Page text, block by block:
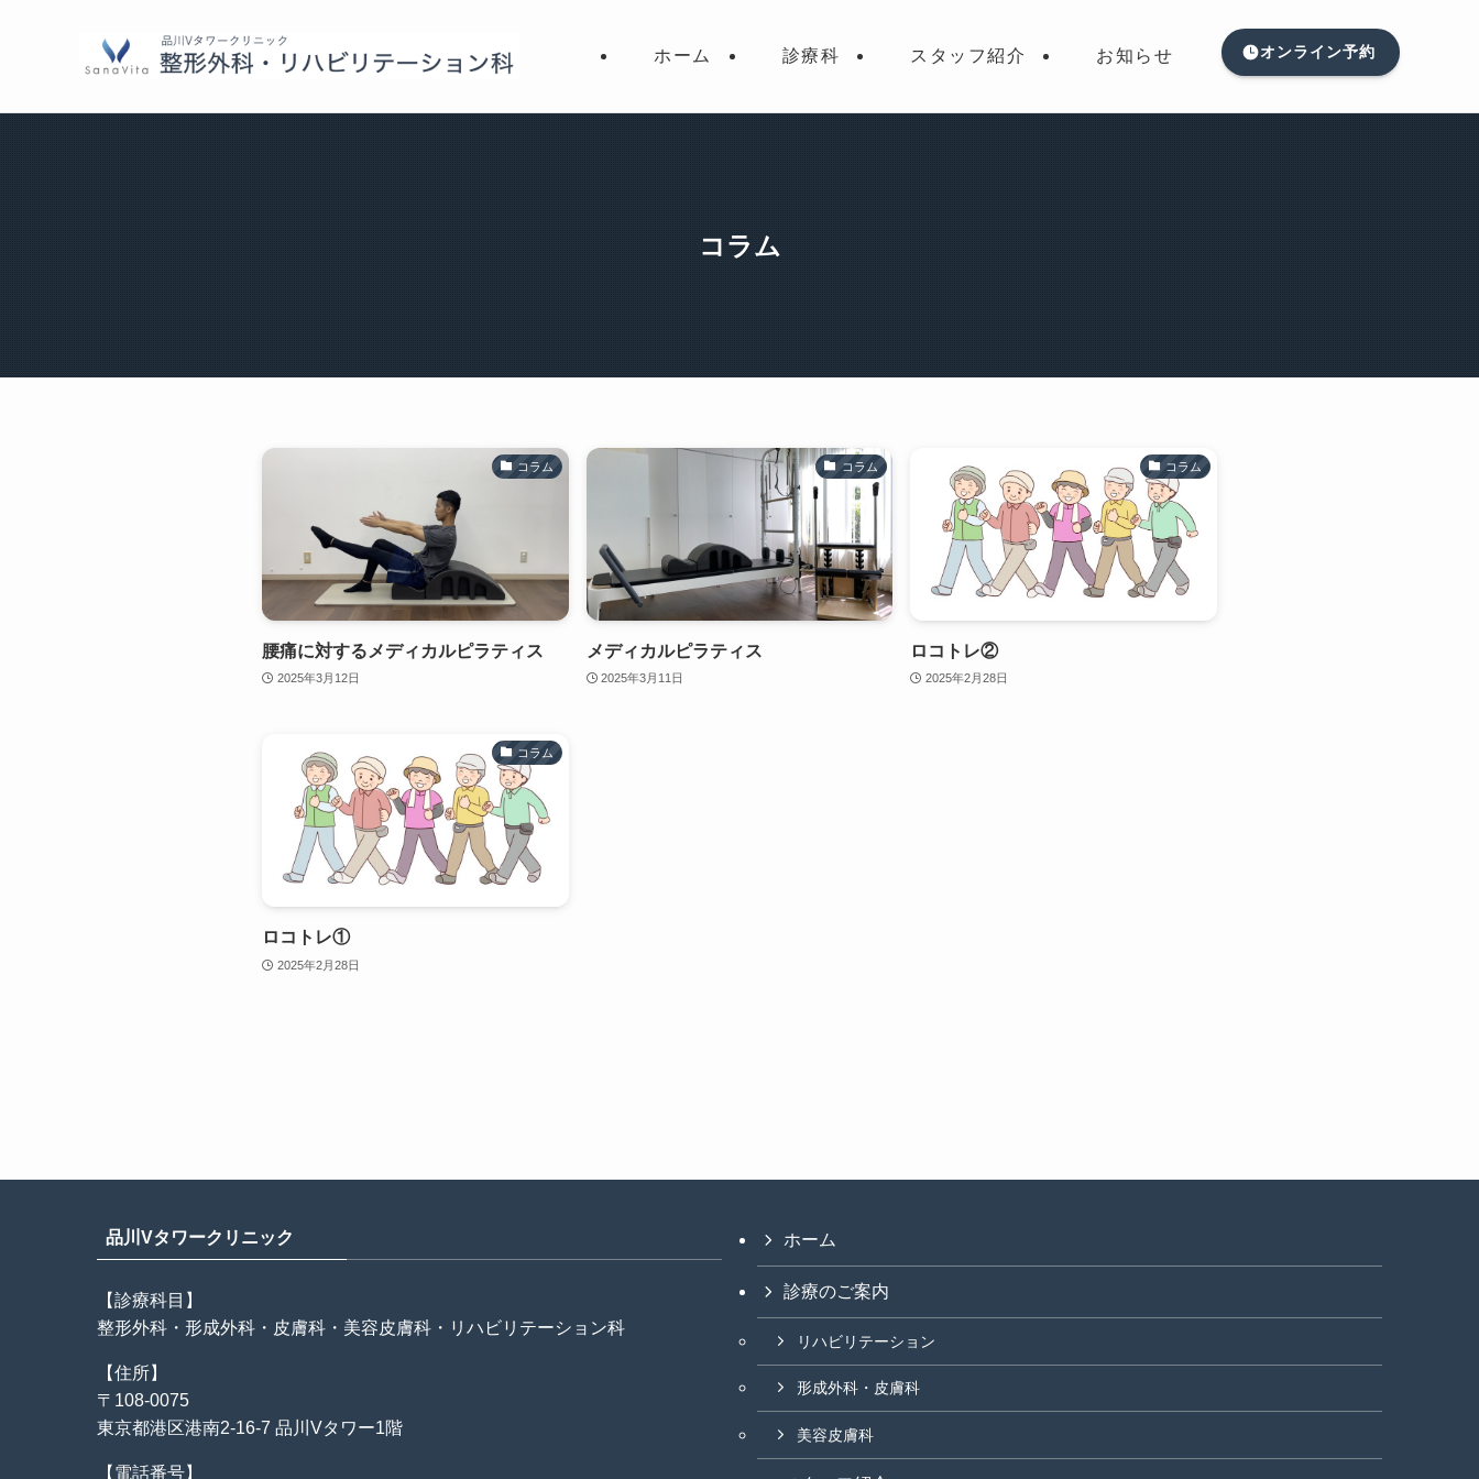
ホーム 診療科 スタッフ紹介 お知らせ オンライン予約
コラム
コラム
腰痛に対するメディカルピラティス
2025年3月12日
コラム
メディカルピラティス
2025年3月11日
コラム
ロコトレ②
2025年2月28日
コラム
ロコトレ①
2025年2月28日
品川Vタワークリニック
【診療科目】
整形外科・形成外科・皮膚科・美容皮膚科・リハビリテーション科
【住所】
〒108-0075
東京都港区港南2-16-7 品川Vタワー1階
【電話番号】
ホーム
診療のご案内
リハビリテーション
形成外科・皮膚科
美容皮膚科